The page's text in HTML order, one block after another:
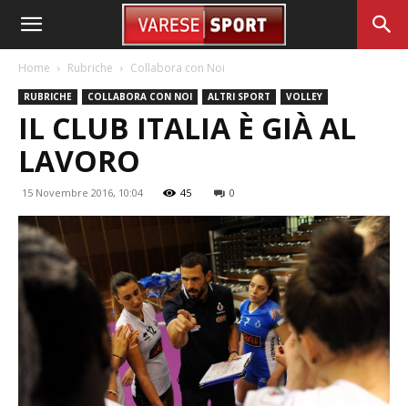
Home Rubriche Collabora con Noi
RUBRICHE COLLABORA CON NOI ALTRI SPORT VOLLEY
IL CLUB ITALIA È GIÀ AL
LAVORO
15 Novembre 2016, 10:04 45 0